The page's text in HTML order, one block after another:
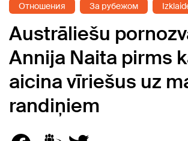
Отношения За рубежом
Austrāliešu
Annija Naita pirms
aicina vīriešus uz
randiņiem